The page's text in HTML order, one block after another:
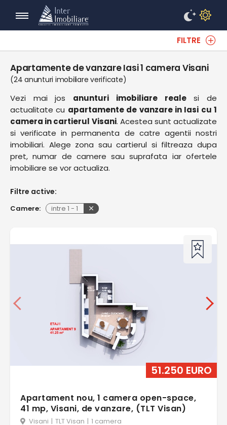
FILTRE
Apartamente de vanzare Iasi 1 camera Visani
(24 anunturi imobiliare verificate)
Vezi mai jos anunturi imobiliare realesi de
actualitate cu apartamente de vanzare in Iasi cu 1
camera in cartierul Visani. Acestea sunt actualizate
si verificate in permanenta de catre agentii nostri
imobiliari. Alege zona sau cartierul si filtreaza dupa
pret, numar de camere sau suprafata iar ofertele
imobiliare se vor actualiza.
Filtre active:
Camere: intre 1 - 1
51.250 EURO
Apartament nou, 1 camera open-space,
41 mp, Visani, de vanzare, (TLT Visan)
Visani | TLT Visan | 1 camera